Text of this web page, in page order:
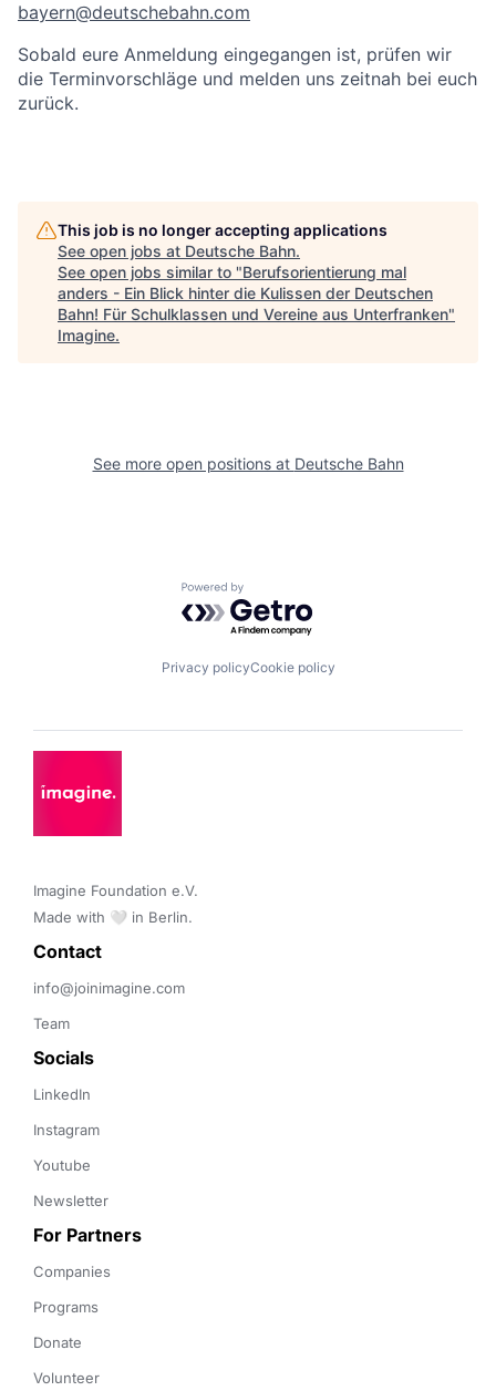
bayern@deutschebahn.com
Sobald eure Anmeldung eingegangen ist, prüfen wir
die Terminvorschläge und melden uns zeitnah bei euch
zurück.
This job is no longer accepting applications
See open jobs at Deutsche Bahn.
See open jobs similar to "Berufsorientierung mal
anders - Ein Blick hinter die Kulissen der Deutschen
Bahn! Für Schulklassen und Vereine aus Unterfranken"
Imagine.
See more open positions at Deutsche Bahn
Powered by Getro.com
Privacy policyCookie policy
Imagine Foundation e.V.
Made with 🤍 in Berlin.
Contact
info@joinimagine.com
Team
Socials
LinkedIn
Instagram
Youtube
Newsletter
For Partners
Companies
Programs
Donate
Volunteer